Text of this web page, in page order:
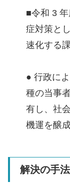
■令和 3
症対策と
速化する課
● 行政に
種の当事
有し、社
機運を醸
解決の手法